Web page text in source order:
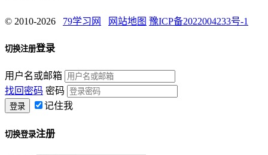
© 2010-2026 79学习网 网站地图 豫ICP备2022004233号-1
切换注册登录
用户名或邮箱
找回密码 密码
记住我
切换登录注册